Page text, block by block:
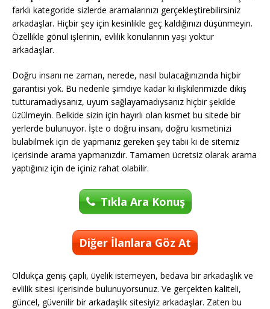
farklı kategoride sizlerde aramalarınızı gerçekleştirebilirsiniz
arkadaşlar. Hiçbir şey için kesinlikle geç kaldığınızı düşünmeyin.
Özellikle gönül işlerinin, evlilik konularının yaşı yoktur
arkadaşlar.
Doğru insanı ne zaman, nerede, nasıl bulacağınızında hiçbir
garantisi yok. Bu nedenle şimdiye kadar ki ilişkilerimizde dikiş
tutturamadıysanız, uyum sağlayamadıysanız hiçbir şekilde
üzülmeyin. Belkide sizin için hayırlı olan kısmet bu sitede bir
yerlerde bulunuyor. İşte o doğru insanı, doğru kısmetinizi
bulabilmek için de yapmanız gereken şey tabii ki de sitemiz
içerisinde arama yapmanızdır. Tamamen ücretsiz olarak arama
yaptığınız için de içiniz rahat olabilir.
Tıkla Ara Konuş
Diğer İlanlara Göz At
Oldukça geniş çaplı, üyelik istemeyen, bedava bir arkadaşlık ve
evlilik sitesi içerisinde bulunuyorsunuz. Ve gerçekten kaliteli,
güncel, güvenilir bir arkadaşlık sitesiyiz arkadaşlar. Zaten bu